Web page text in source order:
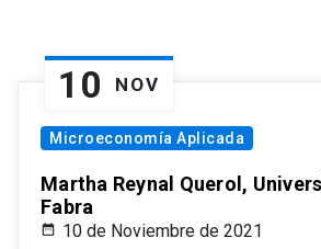
10 NOV
Microeconomía Aplicada
Martha Reynal Querol,
Fabra
10 de Noviembre de 2021